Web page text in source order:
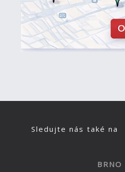
Sledujte nás také na
BRNO